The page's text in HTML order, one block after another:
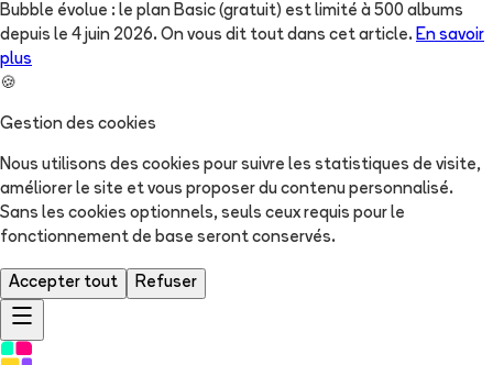
Bubble évolue : le plan Basic (gratuit) est limité à 500 albums
depuis le 4 juin 2026. On vous dit tout dans cet article. En savoir
plus
🍪
Gestion des cookies
Nous utilisons des cookies pour suivre les statistiques de visite,
améliorer le site et vous proposer du contenu personnalisé.
Sans les cookies optionnels, seuls ceux requis pour le
fonctionnement de base seront conservés.
Accepter tout Refuser